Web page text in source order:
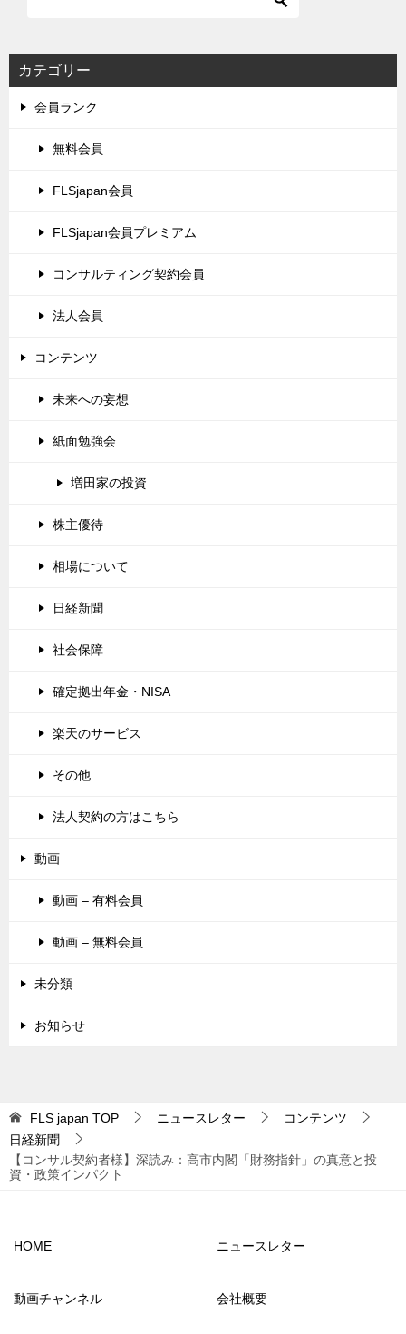
カテゴリー
会員ランク
無料会員
FLSjapan会員
FLSjapan会員プレミアム
コンサルティング契約会員
法人会員
コンテンツ
未来への妄想
紙面勉強会
増田家の投資
株主優待
相場について
日経新聞
社会保障
確定拠出年金・NISA
楽天のサービス
その他
法人契約の方はこちら
動画
動画 – 有料会員
動画 – 無料会員
未分類
お知らせ
FLS japan TOP ニュースレター
コンテンツ
日経新聞
【コンサル契約者様】深読み：高市内閣「財務指針」の真意と投
資・政策インパクト
HOME ニュースレター
動画チャンネル 会社概要